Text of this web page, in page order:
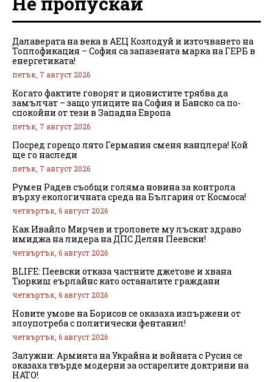
Далаверата на века в АЕЦ Козлодуй и източването на
Топлофикация – София са запазената марка на ГЕРБ в
енергетиката!
петък, 7 август 2026
Когато фактите говорят и ционистите трябва да
замълчат – защо улиците на София и Банско са по-
спокойни от тези в Западна Европа
петък, 7 август 2026
Посред горещо лято Германия сменя канцлера! Кой
ще го наследи
петък, 7 август 2026
Румен Радев съобщи голяма новина за контрола
върху екологичната среда на България от Космоса!
четвъртък, 6 август 2026
Как Ивайло Мирчев и троловете му лъскат здраво
имиджа на лидера на ДПС Делян Пеевски!
четвъртък, 6 август 2026
BLIFE: Пеевски отказа частните джетове и хвана
Тюркиш еърлайнс като останалите граждани
четвъртък, 6 август 2026
Новите умове на Борисов се оказаха изпържени от
злоупотреба с политически фентанил!
четвъртък, 6 август 2026
Залужни: Армията на Украйна и войната с Русия се
оказаха твърде модерни за остарелите доктрини на
НАТО!